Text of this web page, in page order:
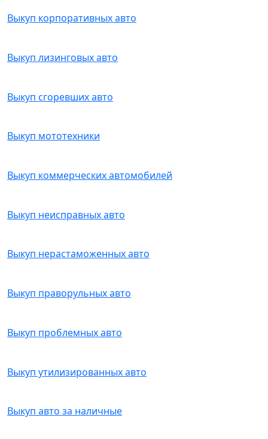
Выкуп корпоративных авто
Выкуп лизинговых авто
Выкуп сгоревших авто
Выкуп мототехники
Выкуп коммерческих автомобилей
Выкуп неисправных авто
Выкуп нерастаможенных авто
Выкуп праворульных авто
Выкуп проблемных авто
Выкуп утилизированных авто
Выкуп авто за наличные